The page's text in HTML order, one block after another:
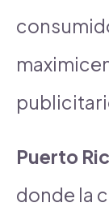
Puerto
donde la